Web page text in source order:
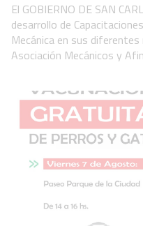
El GOBIERNO DE SAN
desarrollo de
Mecánica en sus
Asociación Mecánicos y